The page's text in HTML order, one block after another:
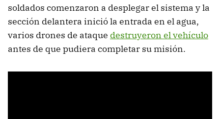
soldados comenzaron a desplegar el sistema y la
sección delantera inició la entrada en el agua,
varios drones de ataque destruyeron el vehículo
antes de que pudiera completar su misión.